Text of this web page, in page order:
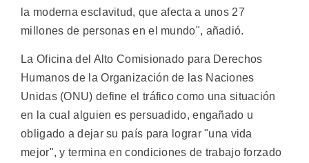
la moderna esclavitud, que afecta a unos 27
millones de personas en el mundo", añadió.
La Oficina del Alto Comisionado para Derechos
Humanos de la Organización de las Naciones
Unidas (ONU) define el tráfico como una situación
en la cual alguien es persuadido, engañado u
obligado a dejar su país para lograr "una vida
mejor", y termina en condiciones de trabajo forzado